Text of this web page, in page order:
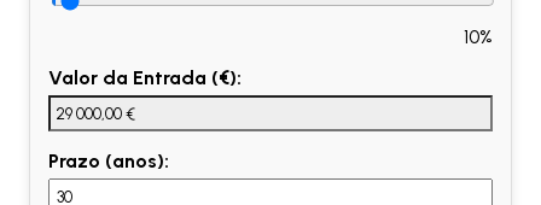
10%
Valor da Entrada (€):
Prazo (anos):